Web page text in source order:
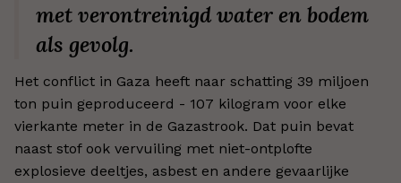
met verontreinigd water en bodem
als gevolg.
Het conflict in Gaza heeft naar schatting 39 miljoen
ton puin geproduceerd - 107 kilogram voor elke
vierkante meter in de Gazastrook. Dat puin bevat
naast stof ook vervuiling met niet-ontplofte
explosieve deeltjes, asbest en andere gevaarlijke